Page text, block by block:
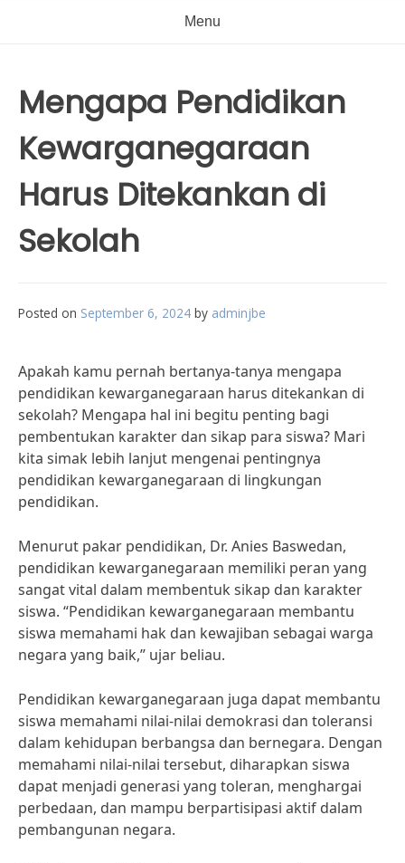
Menu
Mengapa Pendidikan
Kewarganegaraan
Harus Ditekankan di
Sekolah
Posted on September 6, 2024 by adminjbe
Apakah kamu pernah bertanya-tanya mengapa
pendidikan kewarganegaraan harus ditekankan di
sekolah? Mengapa hal ini begitu penting bagi
pembentukan karakter dan sikap para siswa? Mari
kita simak lebih lanjut mengenai pentingnya
pendidikan kewarganegaraan di lingkungan
pendidikan.
Menurut pakar pendidikan, Dr. Anies Baswedan,
pendidikan kewarganegaraan memiliki peran yang
sangat vital dalam membentuk sikap dan karakter
siswa. “Pendidikan kewarganegaraan membantu
siswa memahami hak dan kewajiban sebagai warga
negara yang baik,” ujar beliau.
Pendidikan kewarganegaraan juga dapat membantu
siswa memahami nilai-nilai demokrasi dan toleransi
dalam kehidupan berbangsa dan bernegara. Dengan
memahami nilai-nilai tersebut, diharapkan siswa
dapat menjadi generasi yang toleran, menghargai
perbedaan, dan mampu berpartisipasi aktif dalam
pembangunan negara.